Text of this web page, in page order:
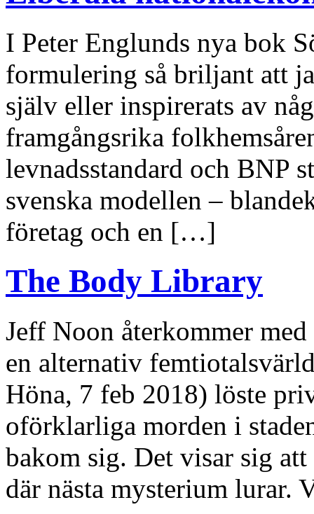
I Peter Englunds nya bok
formulering så briljant att
själv eller inspirerats av
framgångsrika
levnadsstandard och BNP
svenska modellen –
företag och en […]
The Body Library
Jeff Noon återkommer
en alternativ
Höna, 7 feb 2018) löste
oförklarliga morden i
bakom sig. Det visar sig
där nästa mysterium